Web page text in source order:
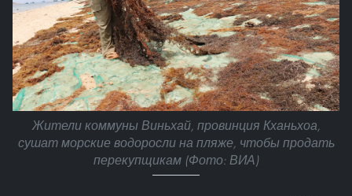
Жители коммуны Виньхай, провинция Кханьхоа,
сушат морские водоросли на пляже, чтобы продать
перекупщикам (Фото: ВИА)